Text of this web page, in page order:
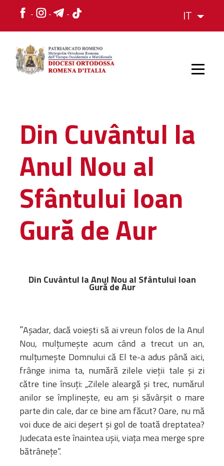
IT
L'ORGANIZZAZIONE
L'ORGANIZZAZIONE
Amministrativa
chiese e
monumenti
Centri
Cimiteri
Parrocchie
RISORSE
RISORSE
Apostolia Italia
Comunicati stampa
Gli Statuti e le leggi
Lettere pastorali
Din Cuvântul la
Anul Nou al
Sfântului Ioan
Gură de Aur
Din Cuvântul la Anul Nou al Sfântului Ioan
Gură de Aur
"Aşadar, dacă voieşti să ai vreun folos de la Anul
Nou, mulţumeşte acum când a trecut un an,
mulţumeşte Domnului că El te-a adus până aici,
frânge inima ta, numără zilele vieţii tale şi zi
către tine însuţi: „Zilele aleargă şi trec, numărul
anilor se împlineşte, eu am și săvârşit o mare
parte din cale, dar ce bine am făcut? Oare, nu mă
voi duce de aici deşert şi gol de toată dreptatea?
Judecata este înaintea uşii, viaţa mea merge spre
bătrâneţe”.